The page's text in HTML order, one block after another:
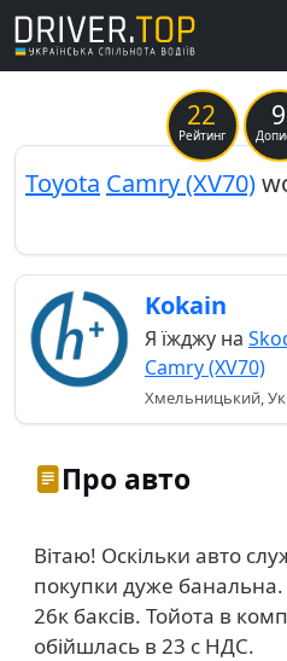
22
Рейтинг
9
Toyota Camry (XV70)
Kokain
Я їжджу на
Camry (XV70)
Хмельницький,
Про авто
Вітаю! Оскільки авто
покупки дуже
26к баксів. Тойота в
обійшлась в 23 с НДС.